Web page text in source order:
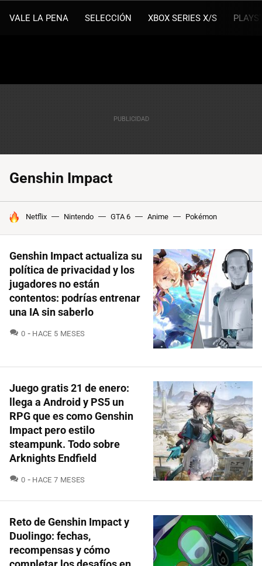
VALE LA PENA SELECCIÓN XBOX SERIES X/S
Genshin Impact
HOY SE HABLA DE
Netflix Nintendo GTA 6 Anime Pokémon
Genshin Impact actualiza su
política de privacidad y los
jugadores no están
contentos: podrías entrenar
una IA sin saberlo
0 COMENTARIOS
HACE 5 MESES
Juego gratis 21 de enero:
llega a Android y PS5 un
RPG que es como Genshin
Impact pero estilo
steampunk. Todo sobre
Arknights Endfield
0 COMENTARIOS
HACE 7 MESES
Reto de Genshin Impact y
Duolingo: fechas,
recompensas y cómo